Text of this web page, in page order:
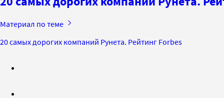
Материал по теме
20 самых дорогих компаний Рунета. Рейтинг Forbes